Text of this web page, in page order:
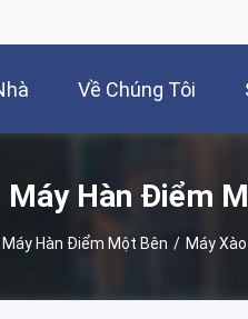
Về Chúng Tôi
Máy Hàn Điểm
Máy Hàn Điểm Một Bên / Máy